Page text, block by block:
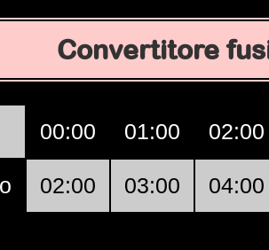
Convertitore
00:00 01:00 02:00
02:00 03:00 04:00